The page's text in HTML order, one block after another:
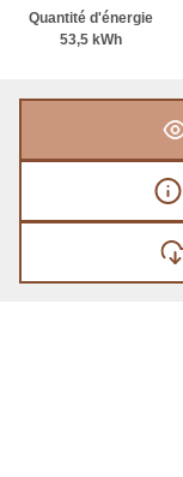
Quantité d'énergie
53,5 kWh